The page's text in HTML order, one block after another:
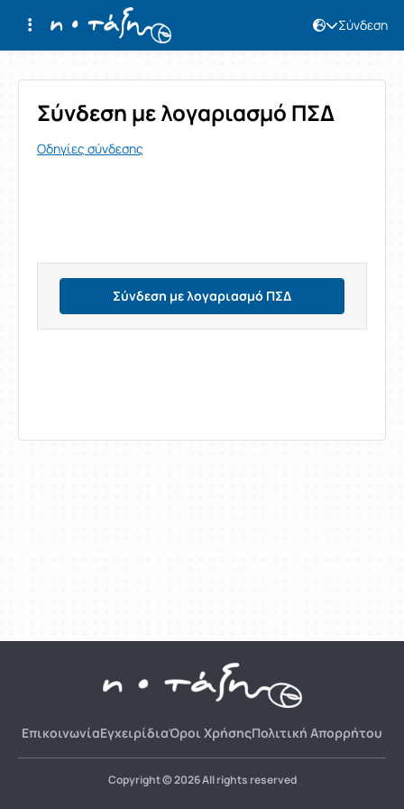
Σύνδεση
Σύνδεση
Σύνδεση με λογαριασμό ΠΣΔ
Οδηγίες σύνδεσης
Σύνδεση με λογαριασμό ΠΣΔ
ΕπικοινωνίαΕγχειρίδιαΌροι ΧρήσηςΠολιτική Απορρήτου
Copyright © 2026 All rights reserved